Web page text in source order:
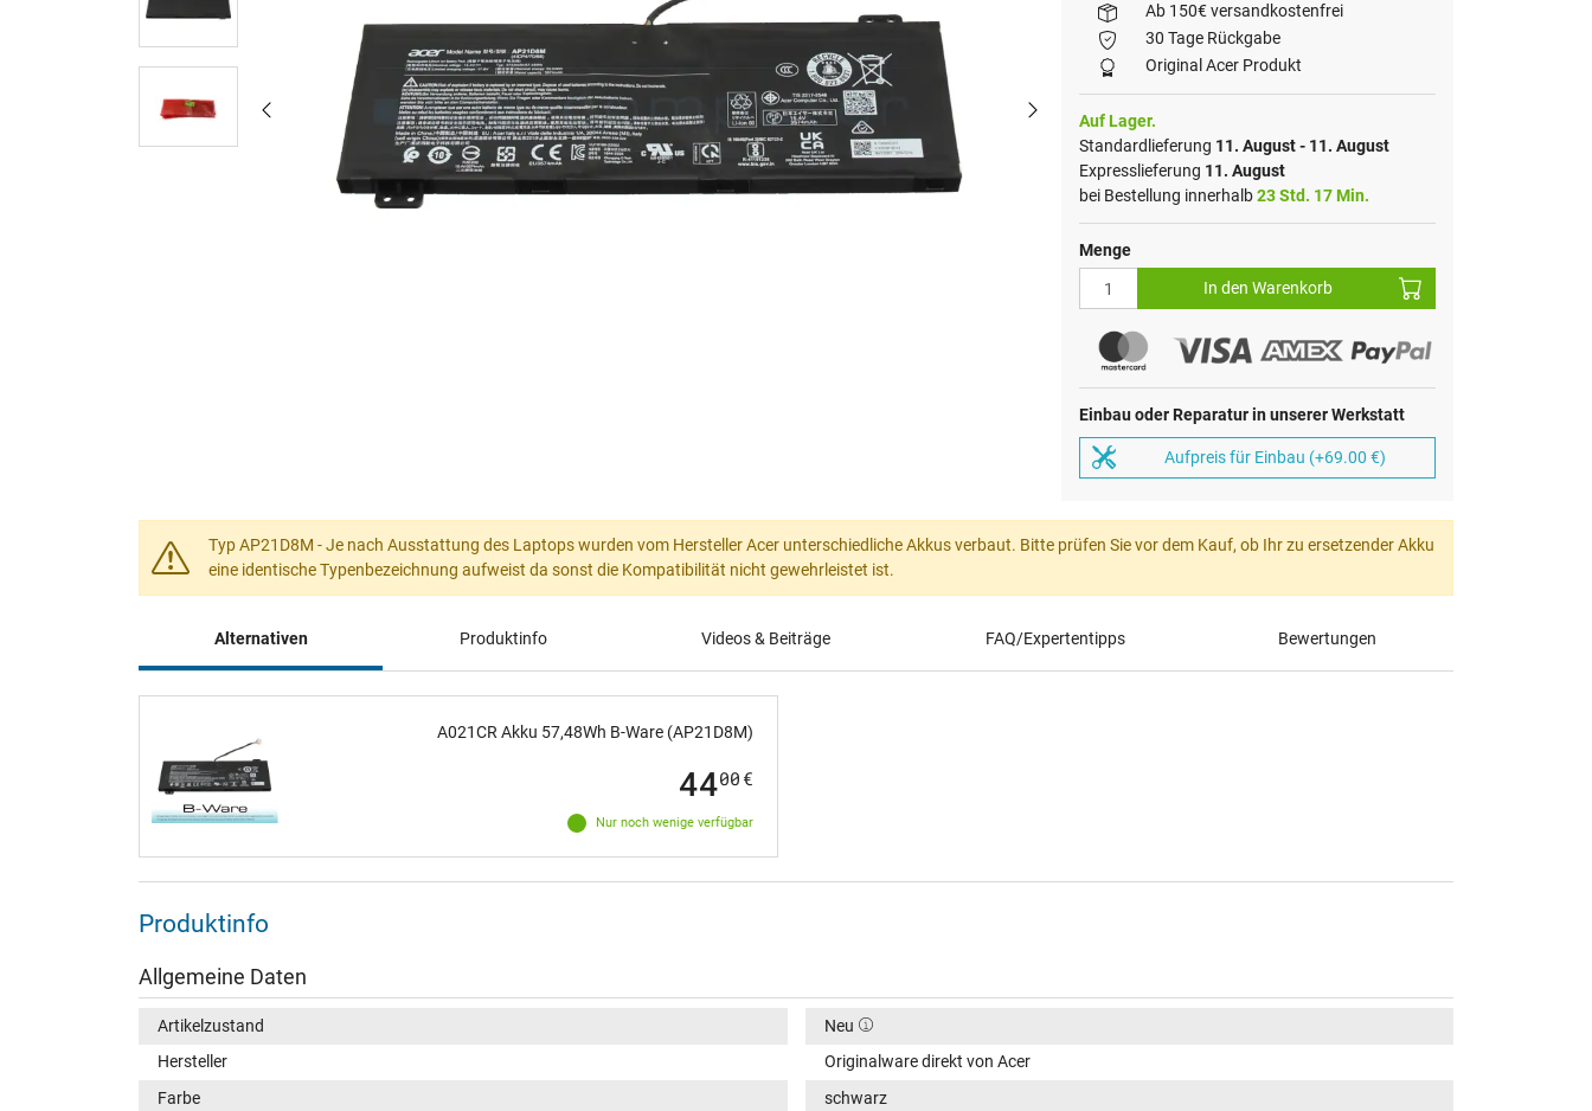
Ab 150€ versandkostenfrei
30 Tage Rückgabe
Original Acer Produkt
Auf Lager.
Standardlieferung 11. August - 11. August
Expresslieferung 11. August
bei Bestellung innerhalb23 Std. 17 Min.
Menge
In den Warenkorb
Einbau oder Reparatur in unserer Werkstatt
Aufpreis für Einbau (+69.00 €)
Typ AP21D8M - Je nach Ausstattung des Laptops wurden vom Hersteller Acer unterschiedliche Akkus verbaut. Bitte prüfen Sie vor dem Kauf, ob Ihr zu ersetzender Akku
eine identische Typenbezeichnung aufweist da sonst die Kompatibilität nicht gewehrleistet ist.
Alternativen Produktinfo Videos & Beiträge FAQ/Expertentipps Bewertungen
A021CR Akku 57,48Wh B-Ware (AP21D8M)
Nur noch wenige verfügbar
4400 €
Produktinfo
Allgemeine Daten
Artikelzustand
Neu
Hersteller
Originalware direkt von Acer
Farbe
schwarz